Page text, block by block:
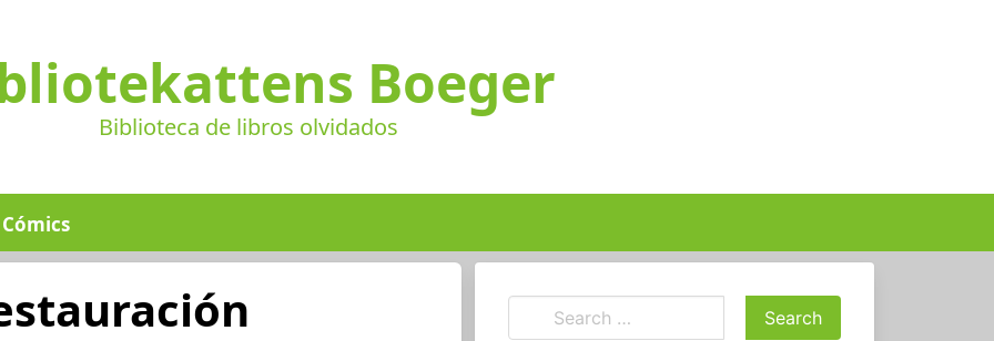
Boeger
Biblioteca de libros olvidados
Cómics